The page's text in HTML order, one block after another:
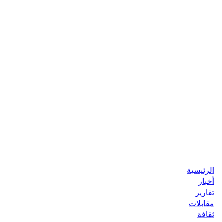
الرئيسية
أخبار
تقارير
مقابلات
ثقافة